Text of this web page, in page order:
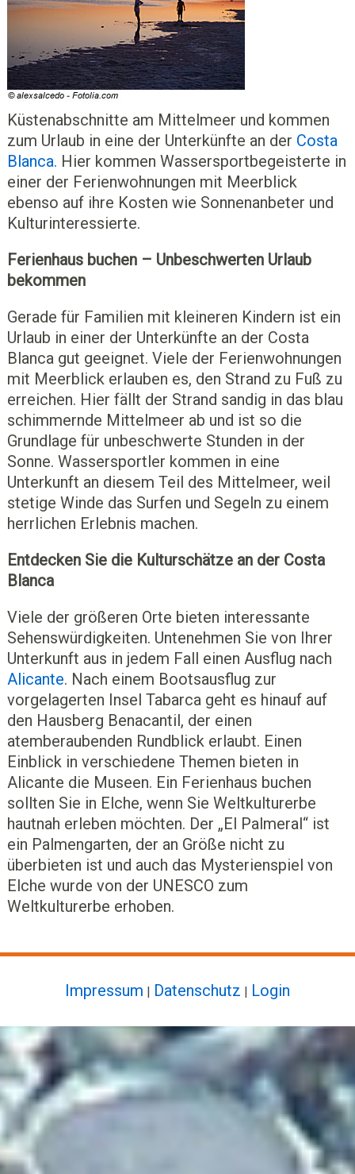
Küstenabschnitte am Mittelmeer und kommen
zum Urlaub in eine der Unterkünfte an der Costa
Blanca. Hier kommen Wassersportbegeisterte in
einer der Ferienwohnungen mit Meerblick
ebenso auf ihre Kosten wie Sonnenanbeter und
Kulturinteressierte.
Ferienhaus buchen – Unbeschwerten Urlaub
bekommen
Gerade für Familien mit kleineren Kindern ist ein
Urlaub in einer der Unterkünfte an der Costa
Blanca gut geeignet. Viele der Ferienwohnungen
mit Meerblick erlauben es, den Strand zu Fuß zu
erreichen. Hier fällt der Strand sandig in das blau
schimmernde Mittelmeer ab und ist so die
Grundlage für unbeschwerte Stunden in der
Sonne. Wassersportler kommen in eine
Unterkunft an diesem Teil des Mittelmeer, weil
stetige Winde das Surfen und Segeln zu einem
herrlichen Erlebnis machen.
Entdecken Sie die Kulturschätze an der Costa
Blanca
Viele der größeren Orte bieten interessante
Sehenswürdigkeiten. Untenehmen Sie von Ihrer
Unterkunft aus in jedem Fall einen Ausflug nach
Alicante. Nach einem Bootsausflug zur
vorgelagerten Insel Tabarca geht es hinauf auf
den Hausberg Benacantil, der einen
atemberaubenden Rundblick erlaubt. Einen
Einblick in verschiedene Themen bieten in
Alicante die Museen. Ein Ferienhaus buchen
sollten Sie in Elche, wenn Sie Weltkulturerbe
hautnah erleben möchten. Der „El Palmeral“ ist
ein Palmengarten, der an Größe nicht zu
überbieten ist und auch das Mysterienspiel von
Elche wurde von der UNESCO zum
Weltkulturerbe erhoben.
Impressum | Datenschutz | Login